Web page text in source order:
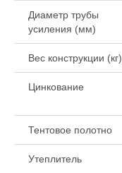
Диаметр трубы
усиления (мм)
Вес конструкции (кг)
Цинкование
Тентовое полотно
Утеплитель